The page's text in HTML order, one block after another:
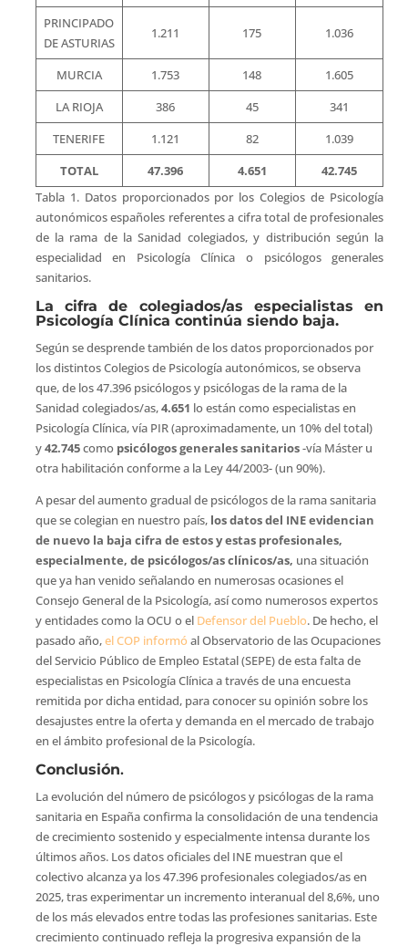
PRINCIPADO
DE ASTURIAS
1.211 175 1.036
MURCIA 1.753 148
1.605
LA RIOJA
386 45
341
TENERIFE
1.121 82
1.039
TOTAL
47.396 4.651
42.745
Tabla 1. Datos proporcionados por los Colegios de Psicología
autonómicos españoles referentes a cifra total de profesionales
de la rama de la Sanidad colegiados, y distribución según la
especialidad en Psicología Clínica o psicólogos generales
sanitarios.
La cifra de colegiados/as especialistas en
Psicología Clínica continúa siendo baja.
Según se desprende también de los datos proporcionados por
los distintos Colegios de Psicología autonómicos, se observa
que, de los 47.396 psicólogos y psicólogas de la rama de la
Sanidad colegiados/as,4.651 lo están como especialistas en
Psicología Clínica, vía PIR (aproximadamente, un 10% del total)
y42.745como psicólogos generales sanitarios-vía Máster u
otra habilitación conforme a la Ley 44/2003- (un 90%).
A pesar del aumento gradual de psicólogos de la rama sanitaria
que se colegian en nuestro país, los datos del INE evidencian
de nuevo la baja cifra de estos y estas profesionales,
especialmente, de psicólogos/as clínicos/as, una situación
que ya han venido señalando en numerosas ocasiones el
Consejo General de la Psicología, así como numerosos expertos
y entidades como la OCU o el Defensor del Pueblo. De hecho, el
pasado año,el COP informó al Observatorio de las Ocupaciones
del Servicio Público de Empleo Estatal (SEPE) de esta falta de
especialistas en Psicología Clínica a través de una encuesta
remitida por dicha entidad, para conocer su opinión sobre los
desajustes entre la oferta y demanda en el mercado de trabajo
en el ámbito profesional de la Psicología.
Conclusión.
La evolución del número de psicólogos y psicólogas de la rama
sanitaria en España confirma la consolidación de una tendencia
de crecimiento sostenido y especialmente intensa durante los
últimos años. Los datos oficiales del INE muestran que el
colectivo alcanza ya los 47.396 profesionales colegiados/as en
2025, tras experimentar un incremento interanual del 8,6%, uno
de los más elevados entre todas las profesiones sanitarias. Este
crecimiento continuado refleja la progresiva expansión de la